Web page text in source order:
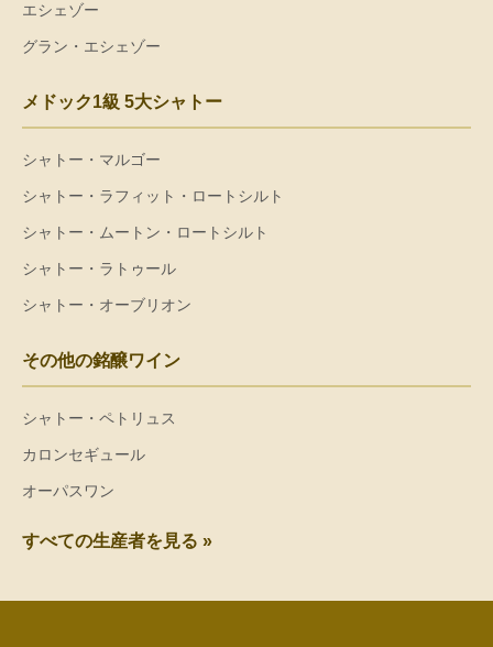
エシェゾー
グラン・エシェゾー
メドック1級 5大シャトー
シャトー・マルゴー
シャトー・ラフィット・ロートシルト
シャトー・ムートン・ロートシルト
シャトー・ラトゥール
シャトー・オーブリオン
その他の銘醸ワイン
シャトー・ペトリュス
カロンセギュール
オーパスワン
すべての生産者を見る »